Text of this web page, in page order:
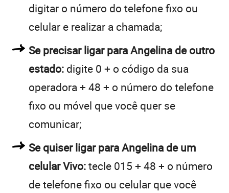
digitar o número do telefone fixo ou
celular e realizar a chamada;
Se precisar ligar para Angelina de outro
estado: digite 0 + o código da sua
operadora + 48 + o número do telefone
fixo ou móvel que você quer se
comunicar;
Se quiser ligar para Angelina de um
celular Vivo:tecle 015 + 48 + o número
de telefone fixo ou celular que você